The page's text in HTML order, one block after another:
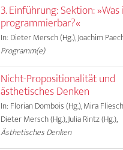
3. Einführung: Sektion:
programmierbar?«
In: Dieter Mersch (Hg.), Joachim
Programm(e)
Nicht-Propositionalität und
ästhetisches Denken
In: Florian Dombois (Hg.), Mira
Dieter Mersch (Hg.), Julia Rintz (Hg.),
Ästhetisches Denken